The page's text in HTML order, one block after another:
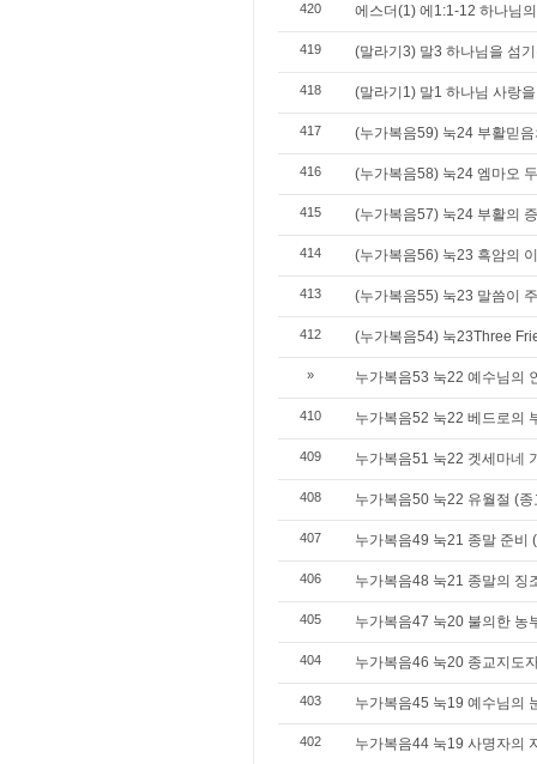
420 에스더(1) 에1:1-12 하나님
419 (말라기3) 말3 하나님을 섬
418 (말라기1) 말1 하나님 사랑
417 (누가복음59) 눅24 부활믿
416 (누가복음58) 눅24 엠마오
415 (누가복음57) 눅24 부활의
414 (누가복음56) 눅23 흑암의
413 (누가복음55) 눅23 말씀이
412 (누가복음54) 눅23Three
» 누가복음53 눅22 예수님의
410 누가복음52 눅22 베드로의
409 누가복음51 눅22 겟세마네
408 누가복음50 눅22 유월절 (
407 누가복음49 눅21 종말 준비
406 누가복음48 눅21 종말의 징
405 누가복음47 눅20 불의한 농
404 누가복음46 눅20 종교지도
403 누가복음45 눅19 예수님의
402 누가복음44 눅19 사명자의